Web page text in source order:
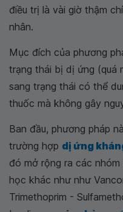
điều trị là vài giờ thậm
nhân.
Mục đích của phương
trạng thái bị dị ứng (quá
sang trạng thái có thể
thuốc mà không gây
Ban đầu, phương pháp
trường hợp dị ứng
đó mở rộng ra các
học khác như như
Trimethoprim -